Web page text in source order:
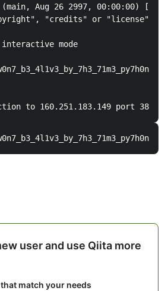
(main, Aug 26 2997, 00:00:00)
"credits" or "license" for
mode
user and use Qiita more
match your needs